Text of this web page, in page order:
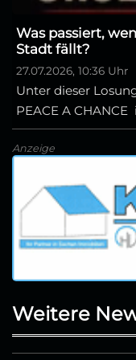
Was passiert,
Stadt fällt?
27.07.2026, 10:36 Uhr
Unter dieser
PEACE A
Anzeige
Weitere